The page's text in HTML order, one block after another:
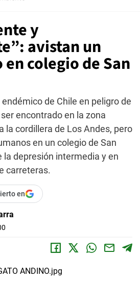
y
avistan un
colegio de San
de Chile en peligro de
encontrado en la zona
la cordillera de Los Andes, pero
en un colegio de San
la depresión intermedia y en
carreteras.
en